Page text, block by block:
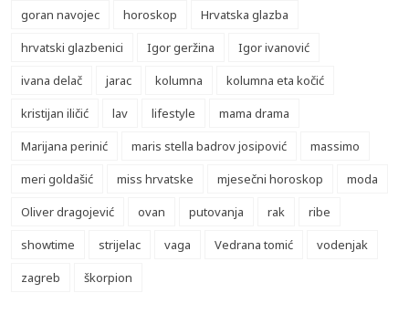
goran navojec
horoskop
Hrvatska glazba
hrvatski glazbenici
Igor geržina
Igor ivanović
ivana delač
jarac kolumna
kolumna eta kočić
kristijan iličić
lav lifestyle
mama drama
Marijana perinić
maris stella badrov josipović
massimo
meri goldašić
miss hrvatske mjesečni horoskop
moda
Oliver dragojević
ovan putovanja rak
ribe
showtime
strijelac vaga Vedrana tomić
vodenjak
zagreb
škorpion